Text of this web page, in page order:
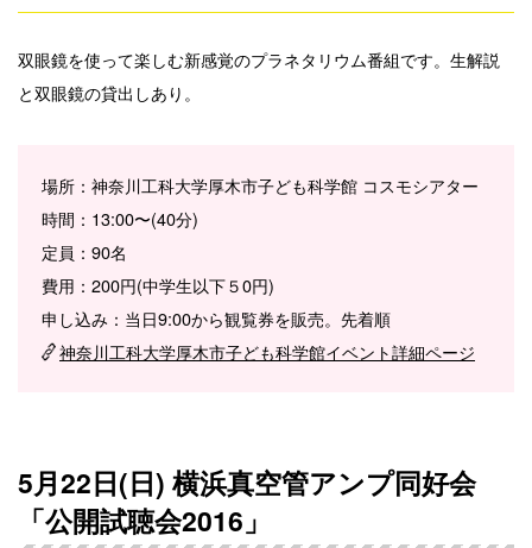
双眼鏡を使って楽しむ新感覚のプラネタリウム番組です。生解説
と双眼鏡の貸出しあり。
場所：神奈川工科大学厚木市子ども科学館 コスモシアター
時間：13:00〜(40分)
定員：90名
費用：200円(中学生以下５0円)
申し込み：当日9:00から観覧券を販売。先着順
神奈川工科大学厚木市子ども科学館イベント詳細ページ
5月22日(日) 横浜真空管アンプ同好会
「公開試聴会2016」